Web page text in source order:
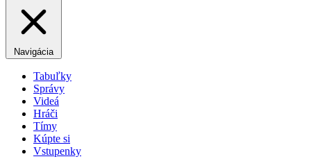
Navigácia
Tabuľky
Správy
Videá
Hráči
Tímy
Kúpte si
Vstupenky